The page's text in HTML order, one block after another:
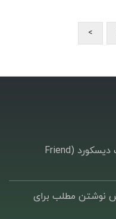
>
خرید ممبر دیسکورد – فرند ریکوئست دیسکورد (Friend
نوشتن مطلب برای